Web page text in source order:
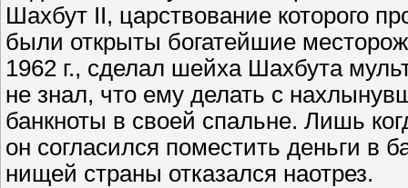
Шахбут II, царствование которого
были открыты богатейшие
1962 г., сделал шейха Шахбута
не знал, что ему делать с
банкноты в своей спальне. Лишь
он согласился поместить деньги в
нищей страны отказался наотрез.